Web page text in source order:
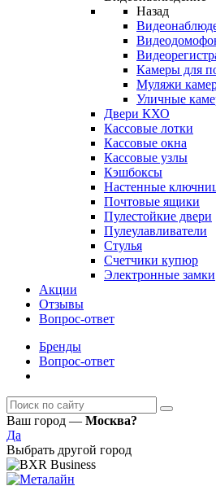
Назад
Камеры для
Муляжи
Уличные
Двери КХО
Кассовые лотки
Кассовые окна
Кассовые узлы
Кэшбоксы
Настенные
Почтовые ящики
Пулестойкие двери
Пулеулавливатели
Стулья
Счетчики купюр
Электронные замки
Акции
Отзывы
Вопрос-ответ
Бренды
Вопрос-ответ
Ваш город — Москва?
Да
Выбрать другой город